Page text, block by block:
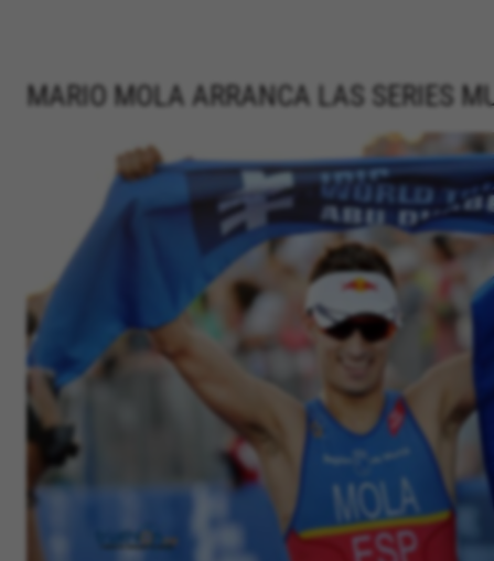
MARIO MOLA ARRANCA LAS SERIES